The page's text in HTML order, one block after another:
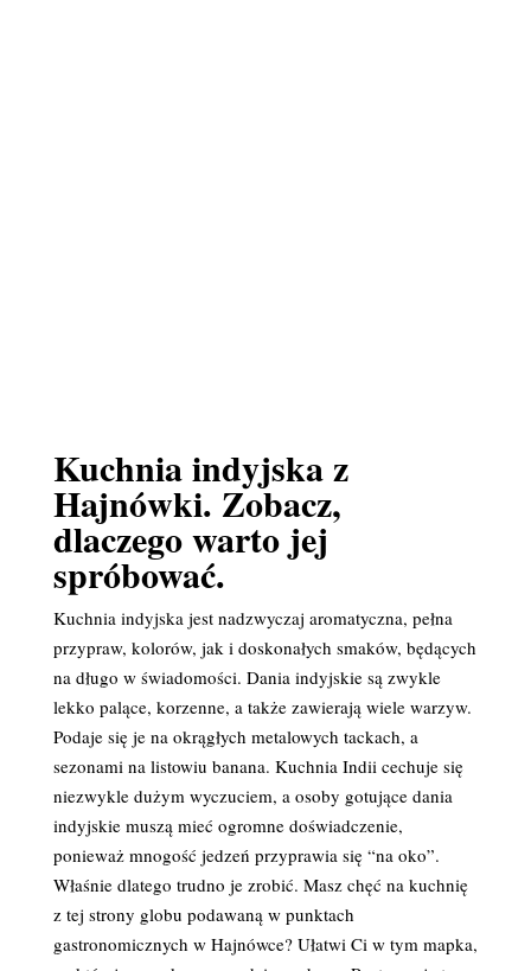
Kuchnia indyjska z
Hajnówki. Zobacz,
dlaczego warto jej
spróbować.
Kuchnia indyjska jest nadzwyczaj aromatyczna, pełna
przypraw, kolorów, jak i doskonałych smaków, będących
na długo w świadomości. Dania indyjskie są zwykle
lekko palące, korzenne, a także zawierają wiele warzyw.
Podaje się je na okrągłych metalowych tackach, a
sezonami na listowiu banana. Kuchnia Indii cechuje się
niezwykle dużym wyczuciem, a osoby gotujące dania
indyjskie muszą mieć ogromne doświadczenie,
ponieważ mnogość jedzeń przyprawia się “na oko”.
Właśnie dlatego trudno je zrobić. Masz chęć na kuchnię
z tej strony globu podawaną w punktach
gastronomicznych w Hajnówce? Ułatwi Ci w tym mapka,